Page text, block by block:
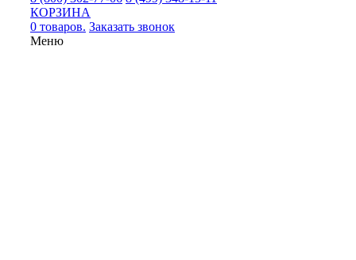
КОРЗИНА
0 товаров. Заказать звонок
Меню